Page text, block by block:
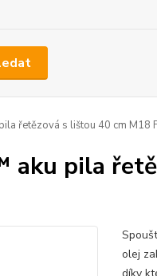
řetězová s lištou 40 cm M18
aku pila
olej